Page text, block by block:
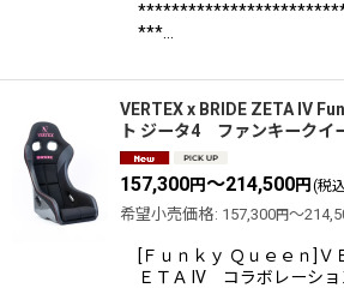
***…
VERTEX x BRIDE ZETA IV
ト ジータ4 ファンキークイ
157,300円～214,500円 (税
希望小売価格: 157,300円～
[Ｆｕｎｋｙ Ｑｕｅｅｎ]
ＥＴＡ IV コラボレーショ